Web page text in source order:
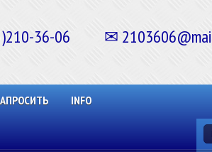
36-06 ✉
INFO